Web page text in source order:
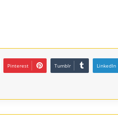
LinkedIn
Tumblr
Pinterest